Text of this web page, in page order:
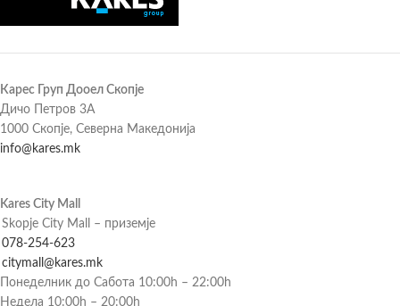
Карес Груп Дооел Скопје
Дичо Петров 3А
1000 Скопје, Северна Македонија
info@kares.mk
Kares City Mall
Skopje City Mall – приземје
078-254-623
citymall@kares.mk
Понеделник до Сабота 10:00h – 22:00h
Недела 10:00h – 20:00h